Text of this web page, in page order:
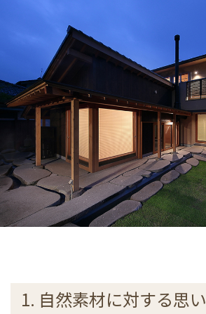
1. 自然素材に対する思い